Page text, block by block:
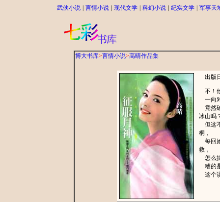
武侠小说 言情小说 现代文学 科幻小说 纪实文学 军事天
博大书库>言情小说>高晴作品集
出版
不！
一向
竟然
冰山吗
但这
桐，
每回
救，
怎么
糟的
这个